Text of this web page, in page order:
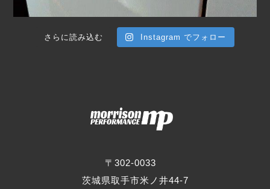
〒302-0033
茨城県取手市米ノ井44-7
さらに読み込む Instagram でフォロー